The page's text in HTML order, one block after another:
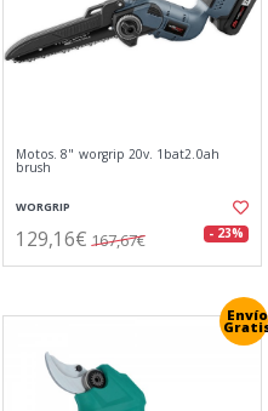
Motos. 8" worgrip 20v. 1bat2.0ah
brush
WORGRIP
129,16€ 167,67€ - 23%
Envío